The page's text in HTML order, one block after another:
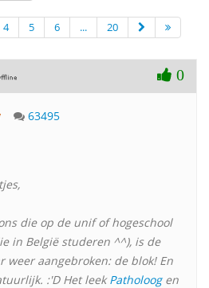
4 5 6 ... 20
0
63495
die op de unif of hogeschool
in België studeren ^^), is de
weer aangebroken: de blok! En
:'D Het leekPatholoogen